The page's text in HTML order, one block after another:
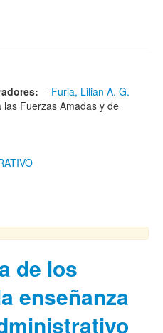
- Furia, Lilian A. G.
Fuerzas Amadas y de
de los
enseñanza